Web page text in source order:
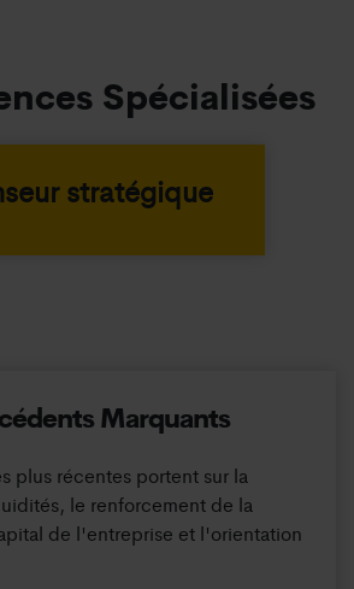
Spécialisées
stratégique
Marquants
plus récentes portent sur la
le renforcement de la
de l'entreprise et l'orientation